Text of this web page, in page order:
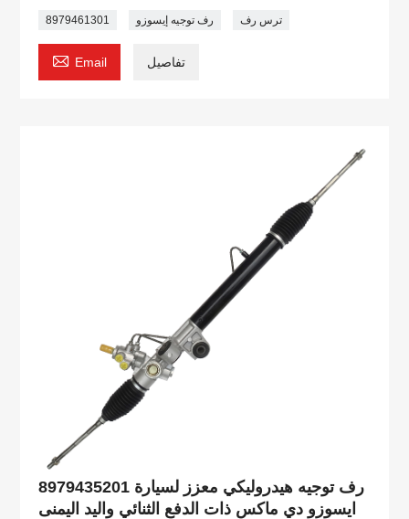
8979461301 رف توجيه إيسوزو ترس رف
 Email تفاصيل
8979435201 رف توجيه هيدروليكي معزز لسيارة
ايسوزو دي ماكس ذات الدفع الثنائي واليد اليمنى